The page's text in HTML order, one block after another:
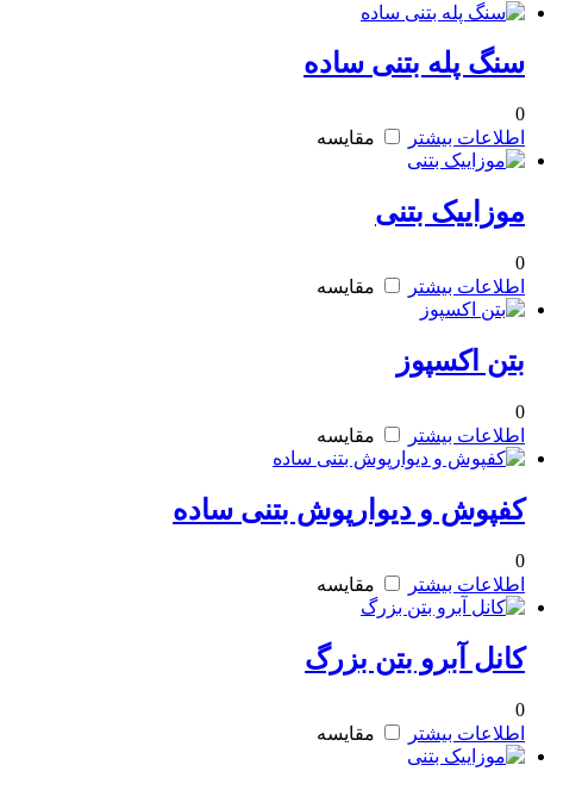
سنگ پله بتنی ساده
0
اطلاعات بیشتر
مقایسه
موزاییک بتنی
0
اطلاعات بیشتر
مقایسه
بتن اکسپوز
0
اطلاعات بیشتر
مقایسه
کفپوش و دیوارپوش بتنی ساده
0
اطلاعات بیشتر
مقایسه
کانل آبرو بتن بزرگ
0
اطلاعات بیشتر
مقایسه